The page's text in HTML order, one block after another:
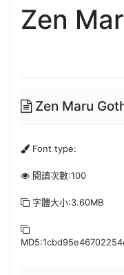
Zen
Zen Maru
Font type:
閱讀次數:100
字體大小:3.60MB